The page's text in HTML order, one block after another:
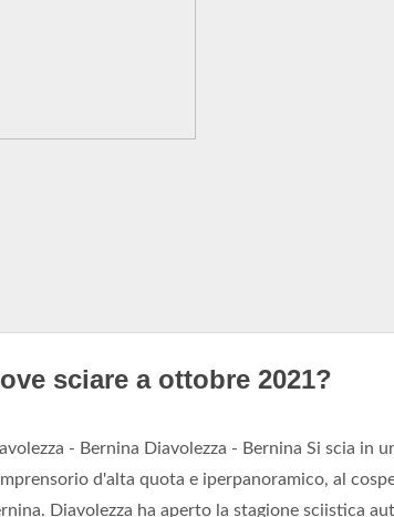
sciare a ottobre 2021?
- Bernina Diavolezza - Bernina Si scia in
d'alta quota e iperpanoramico, al
Diavolezza ha aperto la stagione sciistica